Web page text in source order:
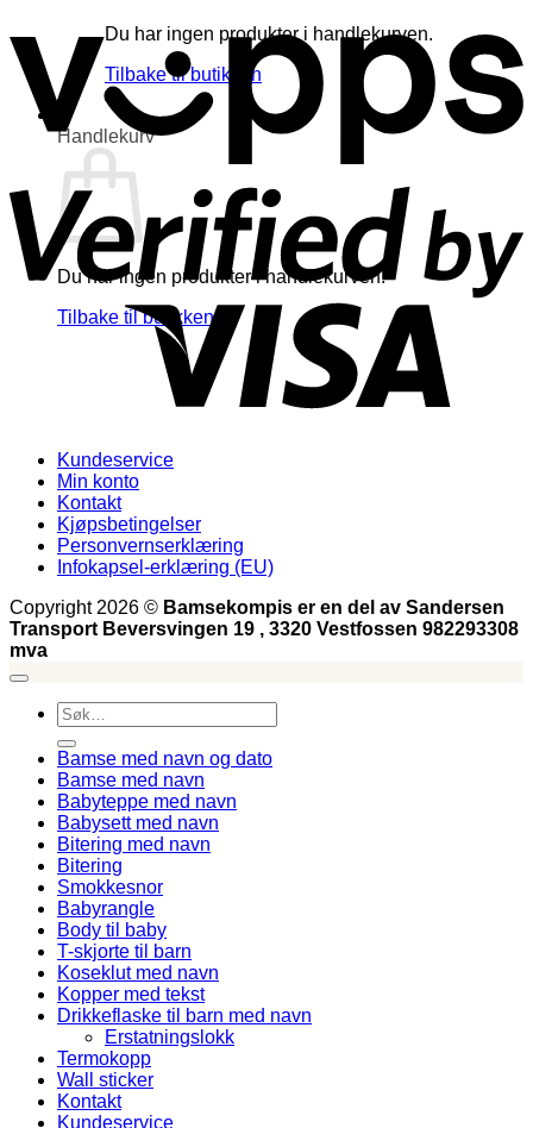
Du har ingen produkter i handlekurven.
Tilbake til butikken
Handlekurv
Du har ingen produkter i handlekurven.
Tilbake til butikken
Kundeservice
Min konto
Kontakt
Kjøpsbetingelser
Personvernserklæring
Infokapsel-erklæring (EU)
Copyright 2026 © Bamsekompis er en del av Sandersen
Transport Beversvingen 19 , 3320 Vestfossen 982293308
mva
Søk
etter:
Bamse med navn og dato
Bamse med navn
Babyteppe med navn
Babysett med navn
Bitering med navn
Bitering
Smokkesnor
Babyrangle
Body til baby
T-skjorte til barn
Koseklut med navn
Kopper med tekst
Drikkeflaske til barn med navn
Erstatningslokk
Termokopp
Wall sticker
Kontakt
Kundeservice